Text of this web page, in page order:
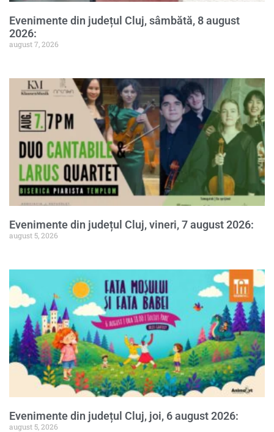
Evenimente din județul Cluj, sâmbătă, 8 august
2026:
august 7, 2026
Evenimente din județul Cluj, vineri, 7 august 2026:
august 5, 2026
Evenimente din județul Cluj, joi, 6 august 2026:
august 5, 2026